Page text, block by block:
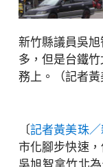
新竹縣議員吳
多，但是台鐵
務上。（記者黃
〔記者黃美珠
市化腳步快速
吳旭智拿竹北